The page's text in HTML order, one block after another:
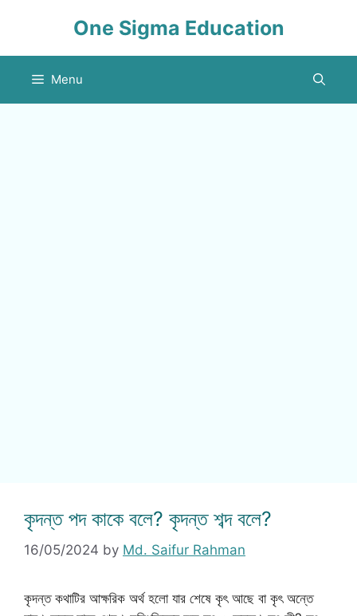
One Sigma Education
Menu
কৃদন্ত পদ কাকে বলে? কৃদন্ত শব্দ বলে?
16/05/2024 by Md. Saifur Rahman
কৃদন্ত কথাটির আক্ষরিক অর্থ হলো যার শেষে কৃৎ আছে বা কৃৎ অন্তে